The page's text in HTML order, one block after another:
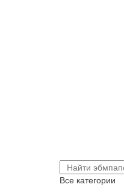
Все категории